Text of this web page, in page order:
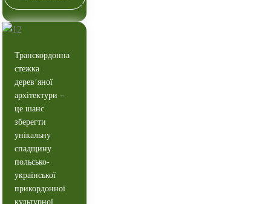
Транскордонна
стежка
дерев’яної
архітектури –
це шанс
зберегти
унікальну
спадщину
польсько-
української
прикордонної
культурної